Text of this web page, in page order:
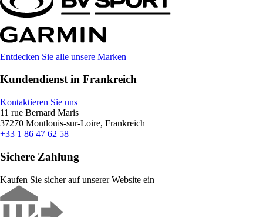
Entdecken Sie alle unsere Marken
Kundendienst in Frankreich
Kontaktieren Sie uns
11 rue Bernard Maris
37270 Montlouis-sur-Loire, Frankreich
+33 1 86 47 62 58
Sichere Zahlung
Kaufen Sie sicher auf unserer Website ein